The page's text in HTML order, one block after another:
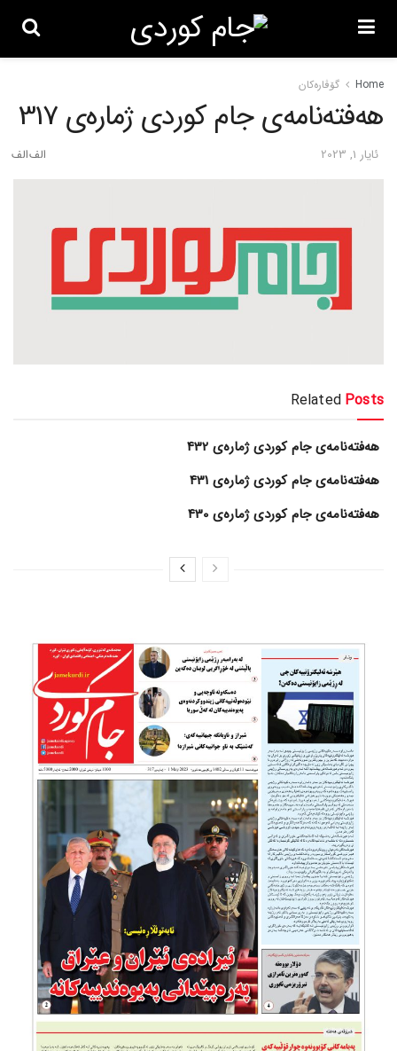
Home گۆڤاره‌کان
هەفتەنامەی جام کوردی ژمارەی 317
ئایار 1, 2023
Related Posts
هەفتەنامەی جام کوردی ژمارەی 432
هەفتەنامەی جام کوردی ژمارەی 431
هەفتەنامەی جام کوردی ژمارەی 430